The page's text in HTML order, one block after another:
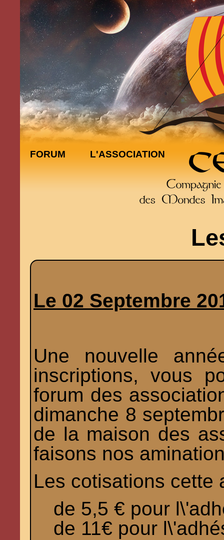
FORUM L'ASSOCIATION
Le 02 Septembre
Une nouvelle
inscriptions, vous
forum des
dimanche 8
de la maison des
faisons nos
Les cotisations cette
de 5,5 € pour
de 11€ pour